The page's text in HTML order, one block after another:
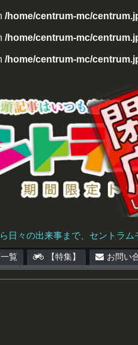
/home/centrum-mc/
/home/centrum-mc/
/home/centrum-mc/
日々の出来事まで、セントラ
覧 【特集】 お問い